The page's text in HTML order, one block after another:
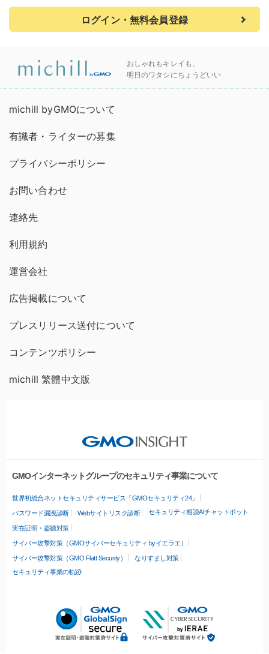
ログイン・無料会員登録
おしゃれもキレイも、
明日のワタシにちょうどいい
michill byGMOについて
有識者・ライターの募集
プライバシーポリシー
お問い合わせ
連絡先
利用規約
運営会社
広告掲載について
プレスリリース送付について
コンテンツポリシー
michill 繁體中文版
GMOインターネットグループのセキュリティ事業について
世界初総合ネットセキュリティサービス「GMOセキュリティ24」
パスワード漏洩診断 Webサイトリスク診断 セキュリティ相談AIチャットボット
実在証明・盗聴対策
サイバー攻撃対策（GMOサイバーセキュリティ byイエラエ）
サイバー攻撃対策（GMO Flatt Security）
なりすまし対策
セキュリティ事業の軌跡